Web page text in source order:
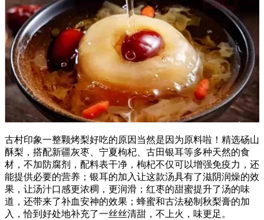
古村印象一整颗烤梨好吃的原因当然是因为原料啦！精选砀山
酥梨，搭配新疆灰枣、宁夏枸杞、古田银耳等多种天然的食
材，不加防腐剂，配料表干净，枸杞不仅可以增强免疫力，还
能提供必要的营养；银耳的加入让这款汤具有了滋阴润燥的效
果，让汤汁口感更浓稠，更润滑；红枣的甜蜜提升了汤的味
道，还带来了补血安神的效果；蜂蜜和古法秘制秋梨膏的加
入，恰到好处地补充了一丝丝清甜，不上火，味更足。